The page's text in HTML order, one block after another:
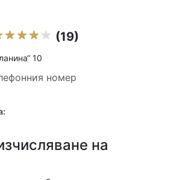
(19)
10
номер
на